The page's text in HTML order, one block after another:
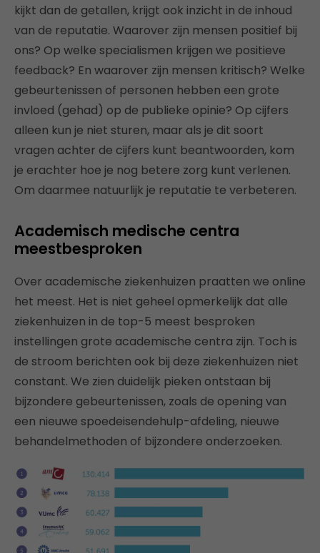
kijkt dan de getallen, krijgt ook inzicht in de inhoud
van de reputatie. Waarover zijn mensen positief bij
ons? Op welke specialismen krijgen we positieve
feedback? En waarover zijn mensen kritisch? Welke
gebeurtenissen of personen hebben een grote
invloed (gehad) op de publieke opinie? Op cijfers
alleen kun je niet sturen, maar als je dit soort
vragen achter de cijfers kunt beantwoorden, kom
je erachter hoe je nog betere zorg kunt verlenen.
Om daarmee natuurlijk je reputatie te verbeteren.
Academisch medische centra
meestbesproken
Over academische ziekenhuizen praatten we online
het meest. Het is niet geheel opmerkelijk dat alle
ziekenhuizen in de top-5 meest besproken
instellingen grote academische centra zijn. Toch is
de stroom berichten ook bij deze ziekenhuizen niet
constant. We zien duidelijk pieken ontstaan bij
bijzondere gebeurtenissen, zoals de opening van
een nieuwe spoedeisendehulp-afdeling, nieuwe
behandelmethoden of bijzondere onderzoeken.